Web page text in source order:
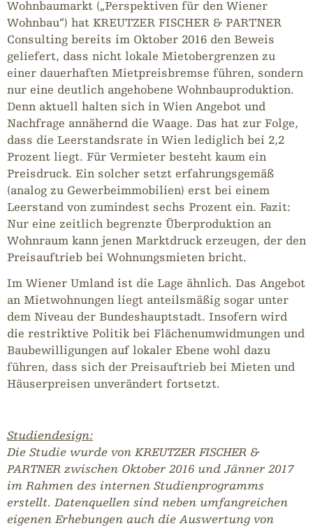
Wohnbaumarkt („Perspektiven für den Wiener
Wohnbau“) hat KREUTZER FISCHER & PARTNER
Consulting bereits im Oktober 2016 den Beweis
geliefert, dass nicht lokale Mietobergrenzen zu
einer dauerhaften Mietpreisbremse führen, sondern
nur eine deutlich angehobene Wohnbauproduktion.
Denn aktuell halten sich in Wien Angebot und
Nachfrage annähernd die Waage. Das hat zur Folge,
dass die Leerstandsrate in Wien lediglich bei 2,2
Prozent liegt. Für Vermieter besteht kaum ein
Preisdruck. Ein solcher setzt erfahrungsgemäß
(analog zu Gewerbeimmobilien) erst bei einem
Leerstand von zumindest sechs Prozent ein. Fazit:
Nur eine zeitlich begrenzte Überproduktion an
Wohnraum kann jenen Marktdruck erzeugen, der den
Preisauftrieb bei Wohnungsmieten bricht.
Im Wiener Umland ist die Lage ähnlich. Das Angebot
an Mietwohnungen liegt anteilsmäßig sogar unter
dem Niveau der Bundeshauptstadt. Insofern wird
die restriktive Politik bei Flächenumwidmungen und
Baubewilligungen auf lokaler Ebene wohl dazu
führen, dass sich der Preisauftrieb bei Mieten und
Häuserpreisen unverändert fortsetzt.
Studiendesign:
Die Studie wurde von KREUTZER FISCHER &
PARTNER zwischen Oktober 2016 und Jänner 2017
im Rahmen des internen Studienprogramms
erstellt. Datenquellen sind neben umfangreichen
eigenen Erhebungen auch die Auswertung von